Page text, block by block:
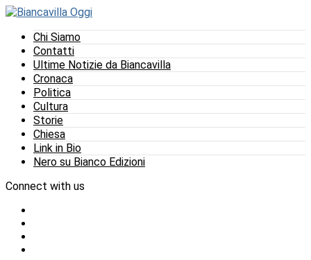
Chi Siamo
Contatti
Ultime Notizie da Biancavilla
Cronaca
Politica
Cultura
Storie
Chiesa
Link in Bio
Nero su Bianco Edizioni
Connect with us